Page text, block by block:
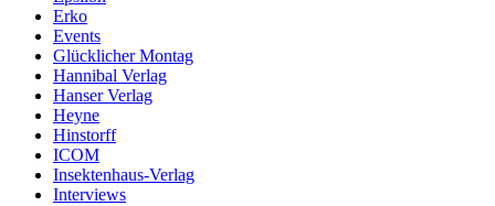
Erko
Events
Glücklicher Montag
Hannibal Verlag
Hanser Verlag
Heyne
Hinstorff
ICOM
Insektenhaus-Verlag
Interviews